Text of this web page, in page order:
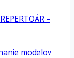
–
modelov